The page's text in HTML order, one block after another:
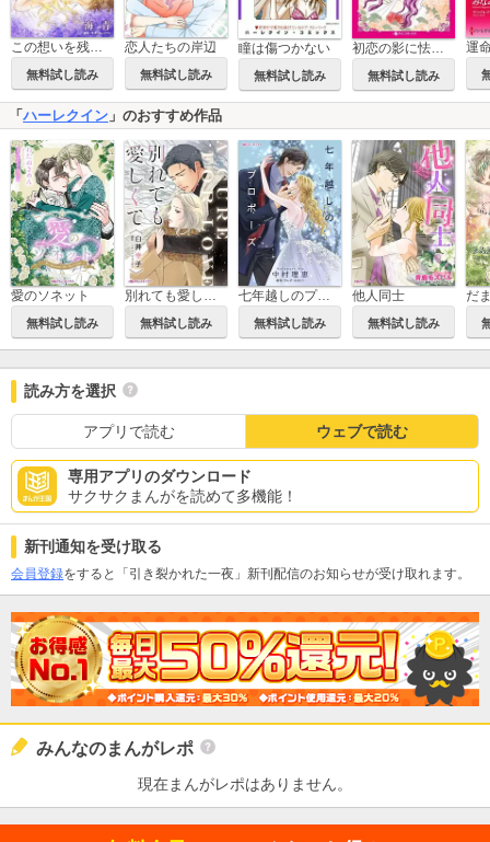
この想いを残して
無料試し読み
恋人たちの岸辺
無料試し読み
瞳は傷つかない
無料試し読み
初恋の影に怯えて
無料試し読み
「 ハーレクイン 」のおすすめ作品
愛のソネット
無料試し読み
別れても愛しくて
無料試し読み
七年越しのプロポーズ
無料試し読み
他人同士
無料試し読み
読み方を選択
アプリで読む ウェブで読む
専用アプリのダウンロード
サクサクまんがを読めて多機能！
新刊通知を受け取る
会員登録をすると「引き裂かれた一夜」新刊配信のお知らせが受け取れます。
みんなのまんがレポ
現在まんがレポはありません。